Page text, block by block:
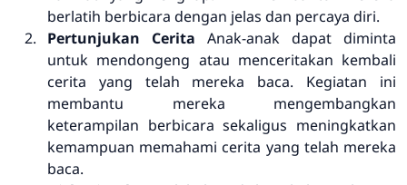
berlatih berbicara dengan jelas dan percaya diri.
Pertunjukan Cerita Anak-anak dapat diminta
untuk mendongeng atau menceritakan kembali
cerita yang telah mereka baca. Kegiatan ini
membantu mereka mengembangkan
keterampilan berbicara sekaligus meningkatkan
kemampuan memahami cerita yang telah mereka
baca.